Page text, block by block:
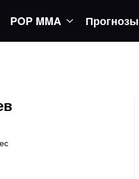
POP MMA Прогнозы
вернется в октагон